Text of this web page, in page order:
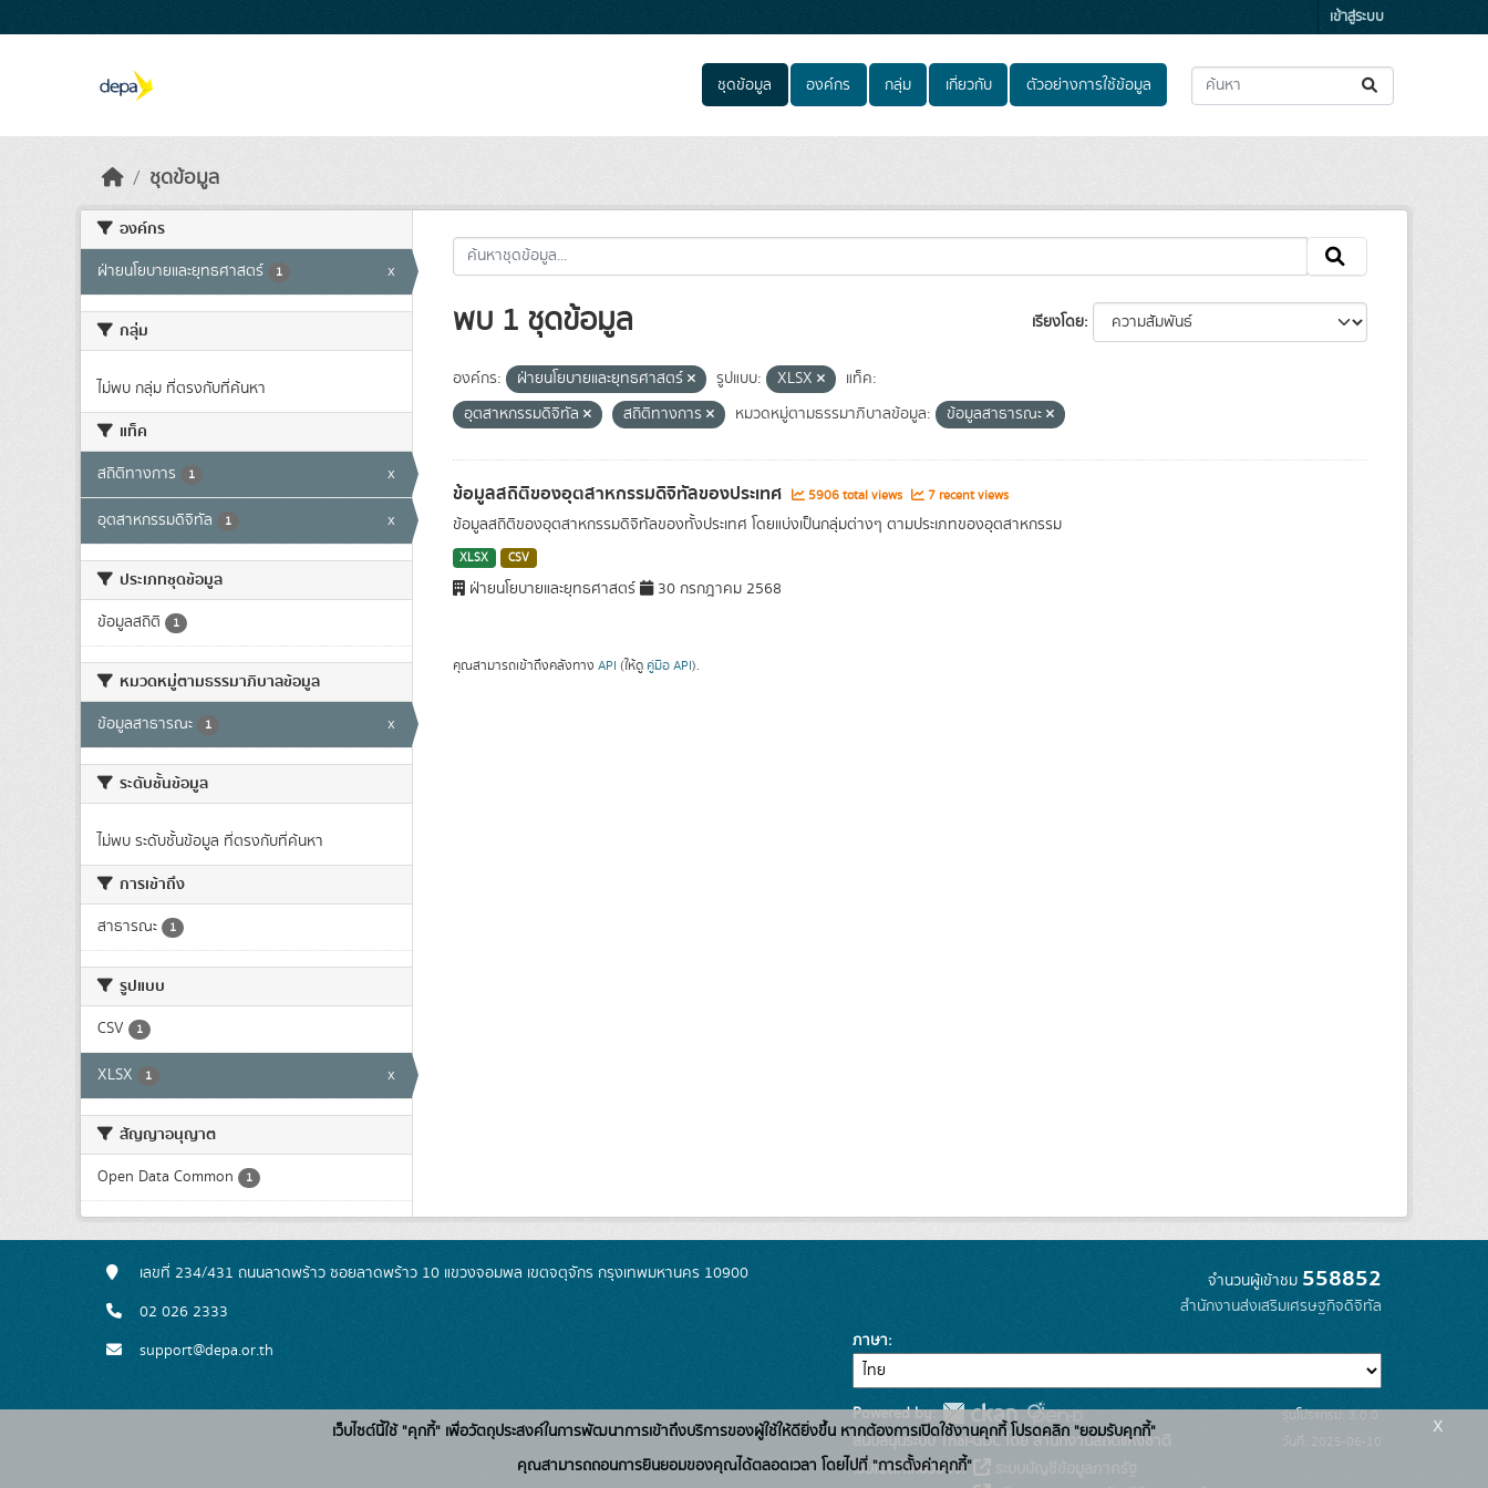
เข้าสู่ระบบ
ชุดข้อมูล องค์กร กลุ่ม เกี่ยวกับ ตัวอย่างการใช้ข้อมูล
ชุดข้อมูล
องค์กร
ฝ่ายนโยบายและยุทธศาสตร์ 1 x
กลุ่ม
ไม่พบ กลุ่ม ที่ตรงกับที่ค้นหา
แท็ค
สถิติทางการ 1 x
อุตสาหกรรมดิจิทัล 1 x
ประเภทชุดข้อมูล
ข้อมูลสถิติ 1
หมวดหมู่ตามธรรมาภิบาลข้อมูล
ข้อมูลสาธารณะ 1 x
ระดับชั้นข้อมูล
ไม่พบ ระดับชั้นข้อมูล ที่ตรงกับที่ค้นหา
การเข้าถึง
สาธารณะ 1
รูปแบบ
CSV 1
XLSX 1 x
สัญญาอนุญาต
Open Data Common 1
เรียงโดย
พบ 1 ชุดข้อมูล
องค์กร: ฝ่ายนโยบายและยุทธศาสตร์ รูปแบบ: XLSX
แท็ค:
อุตสาหกรรมดิจิทัล
สถิติทางการ หมวดหมู่ตามธรรมาภิบาลข้อมูล: ข้อมูลสาธารณะ
ข้อมูลสถิติของอุตสาหกรรมดิจิทัลของประเทศ 5906 total views 7 recent views
ข้อมูลสถิติของอุตสาหกรรมดิจิทัลของทั้งประเทศ โดยแบ่งเป็นกลุ่มต่างๆ ตามประเภทของอุตสาหกรรม
XLSX CSV
ฝ่ายนโยบายและยุทธศาสตร์ 30 กรกฎาคม 2568
คุณสามารถเข้าถึงคลังทาง API (ให้ดู คู่มือ API).
เลขที่ 234/431 ถนนลาดพร้าว ซอยลาดพร้าว 10 แขวงจอมพล เขตจตุจักร กรุงเทพมหานคร 10900
02 026 2333
support@depa.or.th
จำนวนผู้เข้าชม 558852
สำนักงานส่งเสริมเศรษฐกิจดิจิทัล
ภาษา
Powered by:
สนับสนุนระบบ Thai-GDC โดย สำนักงานสถิติแห่งชาติ
เว็บไซต์ที่เกี่ยวข้อง:
รุ่นโปรแกรม: 3.0.0
วันที่: 2025-06-10
เว็บไซต์นี้ใช้ "คุกกี้" เพื่อวัตถุประสงค์ในการพัฒนาการเข้าถึงบริการของผู้ใช้ให้ดียิ่งขึ้น หากต้องการเปิดใช้งานคุกกี้ โปรดคลิก "ยอมรับคุกกี้"
คุณสามารถถอนการยินยอมของคุณได้ตลอดเวลา โดยไปที่ "การตั้งค่าคุกกี้"
x